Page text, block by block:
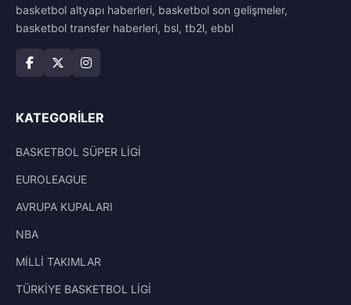
basketbol altyapı haberleri, basketbol son gelişmeler,
basketbol transfer haberleri, bsl, tb2l, ebbl
KATEGORILER
BASKETBOL SÜPER LİGİ
EUROLEAGUE
AVRUPA KUPALARI
NBA
MİLLİ TAKIMLAR
TÜRKİYE BASKETBOL LİGİ